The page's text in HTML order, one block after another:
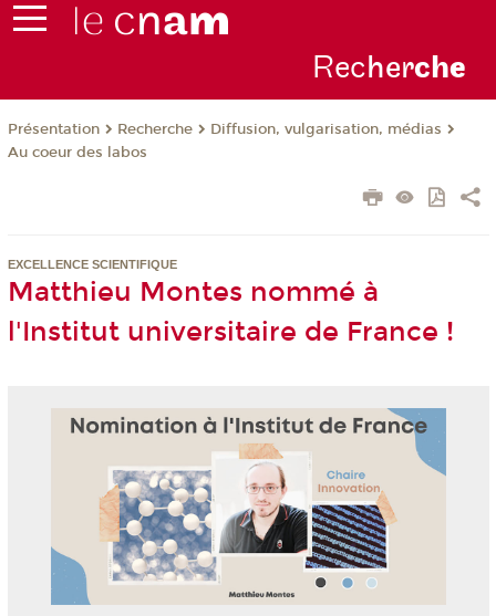
Recherche
Présentation Recherche
Diffusion, vulgarisation, médias
Au coeur des labos
EXCELLENCE SCIENTIFIQUE
Matthieu Montes nommé à
l'Institut universitaire de France !